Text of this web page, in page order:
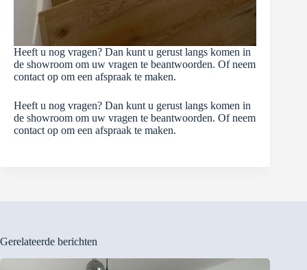
Heeft u nog vragen? Dan kunt u gerust langs komen in
de showroom om uw vragen te beantwoorden. Of neem
contact op om een afspraak te maken.
Heeft u nog vragen? Dan kunt u gerust langs komen in
de showroom om uw vragen te beantwoorden. Of neem
contact op om een afspraak te maken.
Gerelateerde berichten